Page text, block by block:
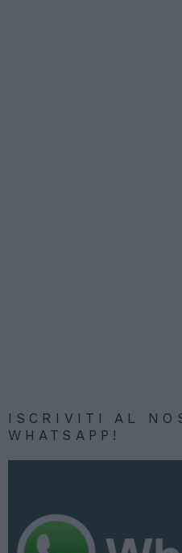
ISCRIVITI AL
WHATSAPP!